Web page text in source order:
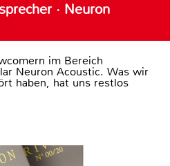
· Neuron
im Bereich
Neuron Acoustic. Was wir
haben, hat uns restlos